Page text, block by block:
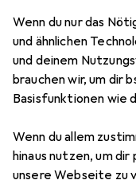
Wenn du nur das
und ähnlichen
und deinem
brauchen wir, um dir
Basisfunktionen wie
Wenn du allem
hinaus nutzen, um
unsere Webseite zu
Zubehör für